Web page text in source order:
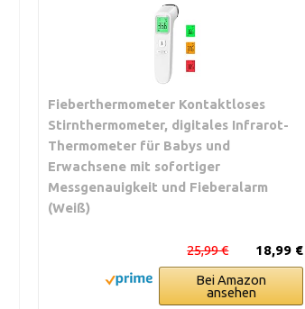
Fieberthermometer Kontaktloses
Stirnthermometer, digitales Infrarot-
Thermometer für Babys und
Erwachsene mit sofortiger
Messgenauigkeit und Fieberalarm
(Weiß)
18,99 €
25,99 €
Bei Amazon
ansehen